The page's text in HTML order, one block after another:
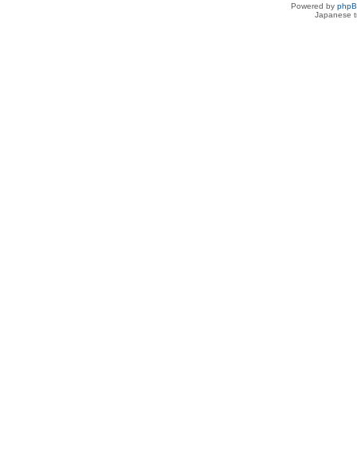
Powered by
Japanese